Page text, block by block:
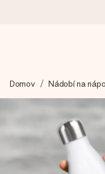
Váš dárek vytvoříme
abyste ho mohli
tom nejvíc záleží.
4,8 (na
Domov Nádobí na